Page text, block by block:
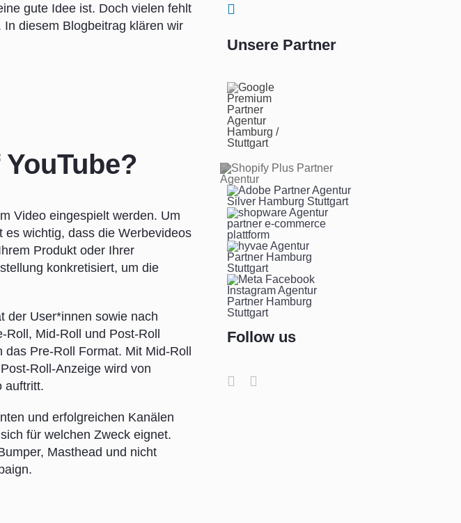
gute Idee ist. Doch vielen fehlt
diesem Blogbeitrag klären wir
Video eingespielt werden. Um
wichtig, dass die Werbevideos
Produkt oder Ihrer
konkretisiert, um die
der User*innen sowie nach
Mid-Roll und Post-Roll
Pre-Roll Format. Mit Mid-Roll
Roll-Anzeige wird von
auftritt.
und erfolgreichen Kanälen
für welchen Zweck eignet.
Masthead und nicht
Unsere Partner
Follow us